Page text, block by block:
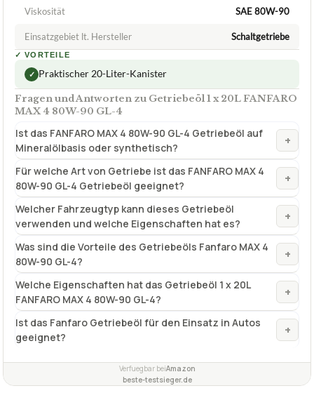
Viskosität SAE 80W-90
Einsatzgebiet lt. Hersteller Schaltgetriebe
✓ VORTEILE
✓ Praktischer 20-Liter-Kanister
Fragen und Antworten zu Getriebeöl 1 x 20L FANFARO
MAX 4 80W-90 GL-4
Ist das FANFARO MAX 4 80W-90 GL-4 Getriebeöl auf
Mineralölbasis oder synthetisch?
+
Für welche Art von Getriebe ist das FANFARO MAX 4
80W-90 GL-4 Getriebeöl geeignet?
+
Welcher Fahrzeugtyp kann dieses Getriebeöl
verwenden und welche Eigenschaften hat es?
+
Was sind die Vorteile des Getriebeöls Fanfaro MAX 4
80W-90 GL-4?
+
Welche Eigenschaften hat das Getriebeöl 1 x 20L
FANFARO MAX 4 80W-90 GL-4?
+
Ist das Fanfaro Getriebeöl für den Einsatz in Autos
geeignet?
+
Verfuegbar beiAmazon
beste-testsieger.de